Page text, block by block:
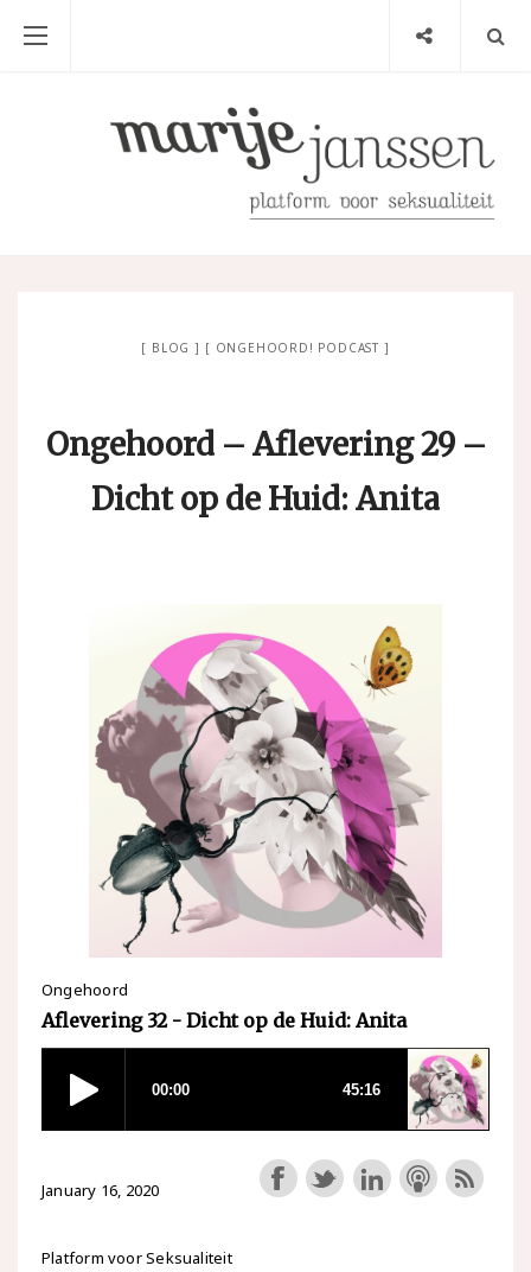
BLOG ONGEHOORD! PODCAST
Ongehoord – Aflevering 29 –
Dicht op de Huid: Anita
Ongehoord
Aflevering 32 - Dicht op de Huid: Anita
January 16, 2020
Platform voor Seksualiteit